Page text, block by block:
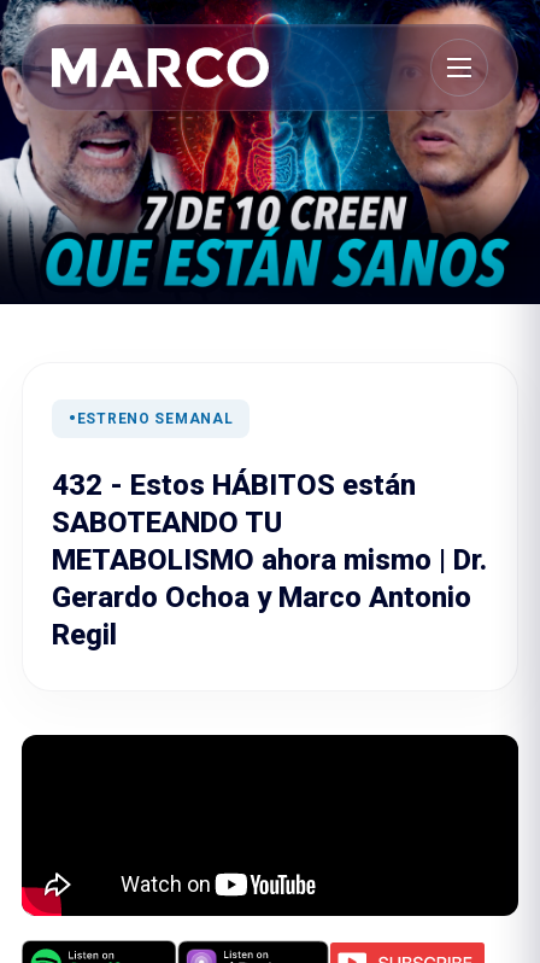
ESTRENO SEMANAL
432 - Estos HÁBITOS están
SABOTEANDO TU
METABOLISMO ahora mismo | Dr.
Gerardo Ochoa y Marco Antonio
Regil